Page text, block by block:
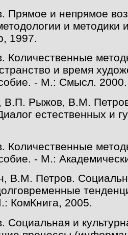
Прямое и непрямое
и методики
1997.
Количественные
и время
- М.: Смысл. 2000.
В.П. Рыжов, В.М.
естественных и
Количественные
- М.:
В.М. Петров.
КомКнига, 2005.
Социальная и